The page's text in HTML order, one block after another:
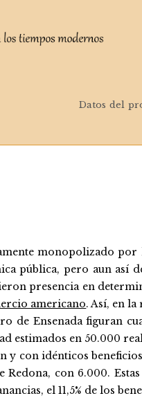
Datos del
monopolizado por
pública, pero aun así
presencia en
americano. Así, en
de Ensenada figuran
estimados en 50.000
y con idénticos
con 6.000.
el 11,5% de los